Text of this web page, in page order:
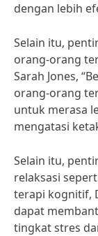
dengan lebih
Selain itu,
orang-orang
Sarah Jones,
orang-orang
untuk merasa
mengatasi
Selain itu,
relaksasi
terapi kognitif,
dapat
tingkat stres